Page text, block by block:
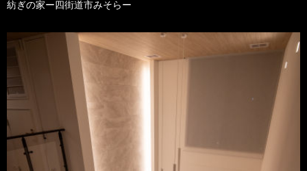
紡ぎの家ー四街道市みそらー